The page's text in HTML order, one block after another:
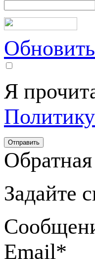
Я
Обратная
Задайте
Email*